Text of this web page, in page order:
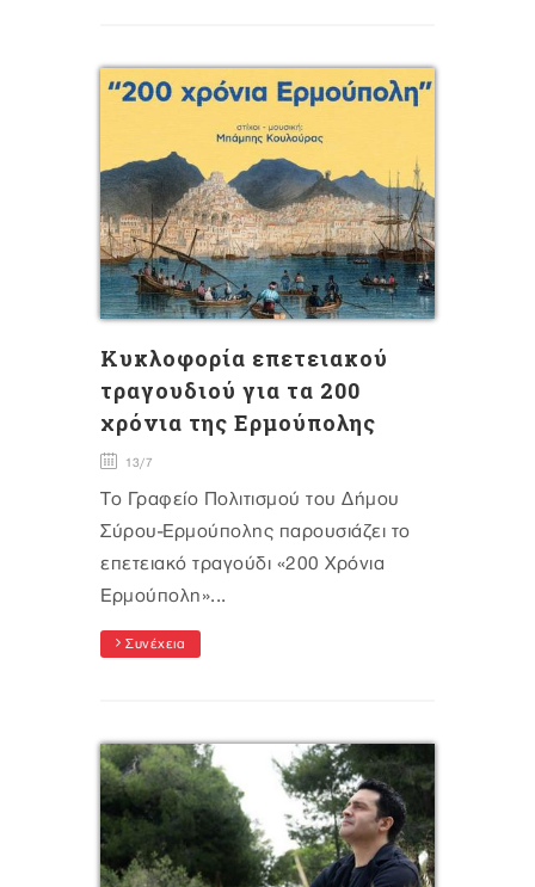
Κυκλοφορία επετειακού
τραγουδιού για τα 200
χρόνια της Ερμούπολης
13/7
Το Γραφείο Πολιτισμού του Δήμου
Σύρου-Ερμούπολης παρουσιάζει το
επετειακό τραγούδι «200 Χρόνια
Ερμούπολη»...
Συνέχεια